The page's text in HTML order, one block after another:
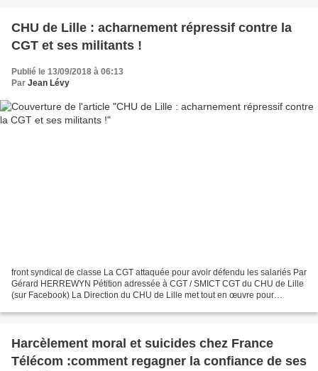
CHU de Lille : acharnement répressif contre la
CGT et ses militants !
Publié le 13/09/2018 à 06:13
Par Jean Lévy
front syndical de classe La CGT attaquée pour avoir défendu les salariés Par
Gérard HERREWYN Pétition adressée à CGT / SMICT CGT du CHU de Lille
(sur Facebook) La Direction du CHU de Lille met tout en œuvre pour
Harcèlement moral et suicides chez France
Télécom :comment regagner la confiance de ses